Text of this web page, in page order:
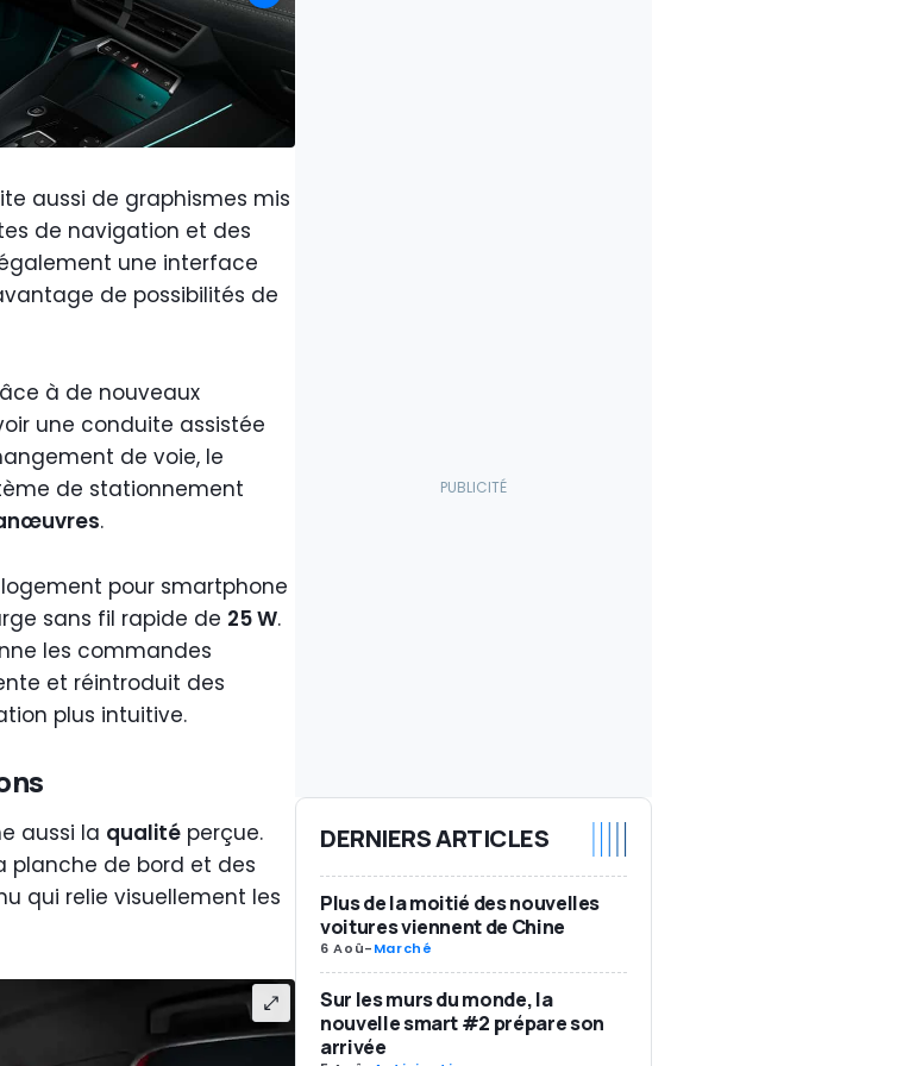
aussi de graphismes mis
de navigation et des
une interface
de possibilités de
à de nouveaux
une conduite assistée
de voie, le
de stationnement
.
pour smartphone
sans fil rapide de 25 W.
les commandes
et réintroduit des
plus intuitive.
aussi la qualité perçue.
planche de bord et des
qui relie visuellement les
DERNIERS ARTICLES
Plus de la moitié des nouvelles
voitures viennent de Chine
6 Aoû-Marché
Sur les murs du monde, la
nouvelle smart #2 prépare son
arrivée